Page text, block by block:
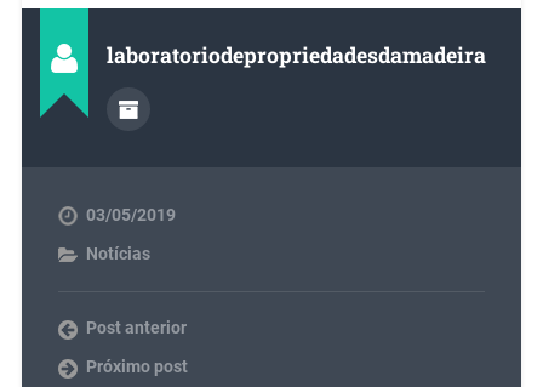
laboratoriodepropriedadesdamadeira
03/05/2019
Notícias
Post anterior
Próximo post